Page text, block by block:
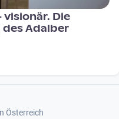
visionär. Die
Adalber
Österreich